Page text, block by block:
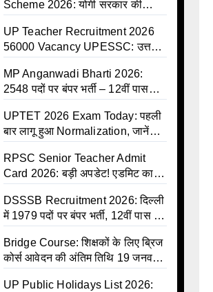
Scheme 2026: योगी सरकार की
इलाज शुरू
UP Teacher Recruitment 2026
56000 Vacancy UPESSC: उत्तर
की बंपर भर्ती की तैयारी, अगस्त में आ
सकता है विज्ञापन
MP Anganwadi Bharti 2026:
2548 पदों पर बंपर भर्ती – 12वीं पास
Apply Online
UPTET 2026 Exam Today: पहली
बार लागू हुआ Normalization, जानें
क्या होगा फायदा
RPSC Senior Teacher Admit
Card 2026: बड़ी अपडेट! एडमिट कार्ड
जरूरी निर्देश
DSSSB Recruitment 2026: दिल्ली
में 1979 पदों पर बंपर भर्ती, 12वीं पास के
तक
Bridge Course: शिक्षकों के लिए ब्रिज
कोर्स आवेदन की अंतिम तिथि 19 जनवरी
UP Public Holidays List 2026: